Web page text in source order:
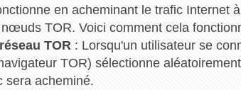
en acheminant le trafic Internet
TOR. Voici comment cela
TOR : Lorsqu'un utilisateur se
TOR) sélectionne
sera acheminé.